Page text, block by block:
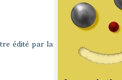
édité par la